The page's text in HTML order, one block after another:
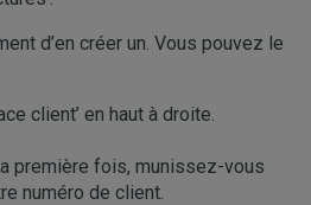
d’en créer un. Vous pouvez le
client’ en haut à droite.
première fois, munissez-vous
numéro de client.